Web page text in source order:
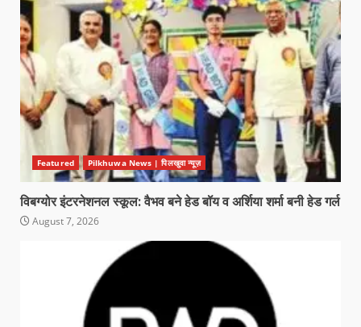
Featured Pilkhuwa News | पिलखुवा न्यूज़
विबग्योर इंटरनेशनल स्कूल: वैभव बने हेड बॉय व अर्शिया शर्मा बनी हेड गर्ल
August 7, 2026